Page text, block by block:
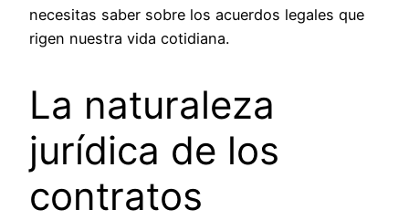
necesitas saber sobre los acuerdos legales que
rigen nuestra vida cotidiana.
La naturaleza
jurídica de los
contratos